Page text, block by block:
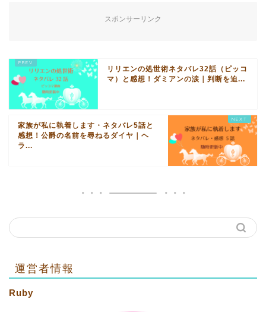
スポンサーリンク
リリエンの処世術ネタバレ32話（ピッコ
マ）と感想！ダミアンの涙｜判断を迫...
家族が私に執着します・ネタバレ5話と
感想！公爵の名前を尋ねるダイヤ｜ヘ
ラ...
運営者情報
Ruby